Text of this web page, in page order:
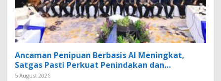
Ancaman Penipuan Berbasis AI Meningkat,
Satgas Pasti Perkuat Penindakan dan
Pengembangan Aplikasi Anti Penipuan
5 August 2026